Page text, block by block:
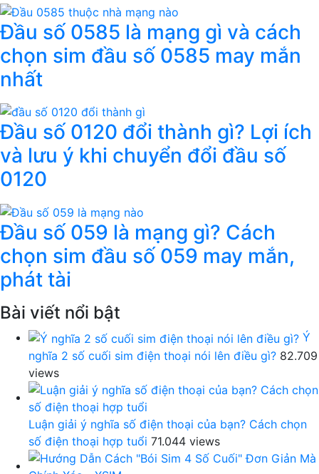
Đầu số 0585 là mạng gì và cách
chọn sim đầu số 0585 may mắn
nhất
Đầu số 0120 đổi thành gì? Lợi ích
và lưu ý khi chuyển đổi đầu số
0120
Đầu số 059 là mạng gì? Cách
chọn sim đầu số 059 may mắn,
phát tài
Bài viết nổi bật
Ý
nghĩa 2 số cuối sim điện thoại nói lên điều gì? 82.709
views
Luận giải ý nghĩa số điện thoại của bạn? Cách chọn
số điện thoại hợp tuổi 71.044 views